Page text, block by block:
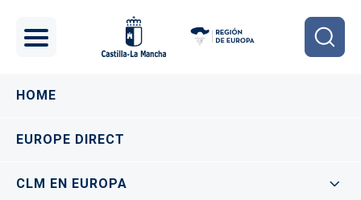
Navegación principal
HOME
EUROPE DIRECT
CLM EN EUROPA